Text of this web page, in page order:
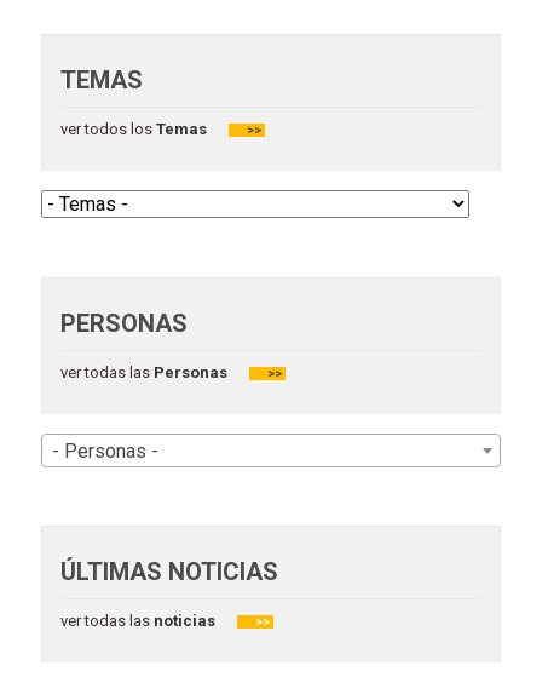
TEMAS
ver todos losTemas >>
PERSONAS
ver todas lasPersonas >>
- Personas -
ÚLTIMAS NOTICIAS
ver todas lasnoticias >>